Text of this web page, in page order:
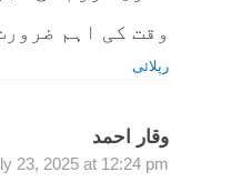
وقت کی اہم
رپلائی
وقار احمد
23, 2025 at 12:24 pm